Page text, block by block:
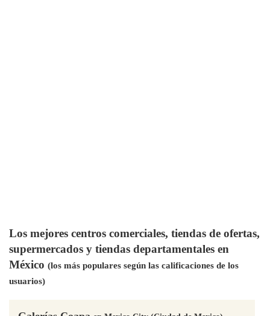
Los mejores centros comerciales, tiendas de ofertas,
supermercados y tiendas departamentales en
México (los más populares según las calificaciones de los
usuarios)